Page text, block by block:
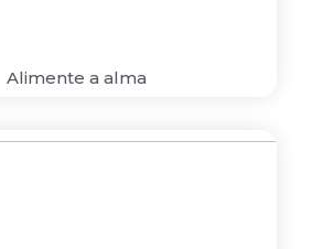
Alimente a alma